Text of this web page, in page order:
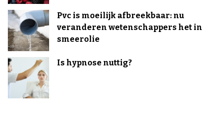
Pvc is moeilijk afbreekbaar: nu
veranderen wetenschappers het in
smeerolie
Is hypnose nuttig?